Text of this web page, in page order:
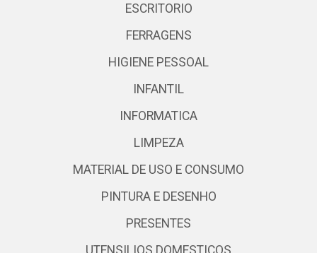
ESCRITORIO
FERRAGENS
HIGIENE PESSOAL
INFANTIL
INFORMATICA
LIMPEZA
MATERIAL DE USO E CONSUMO
PINTURA E DESENHO
PRESENTES
UTENSILIOS DOMESTICOS